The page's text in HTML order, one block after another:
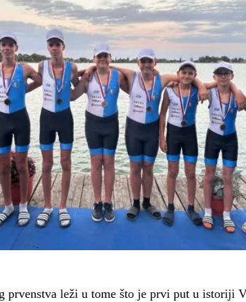
prvenstva leži u tome što je prvi put u istoriji